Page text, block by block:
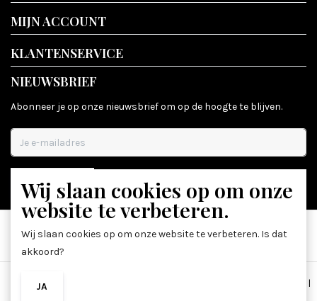
MIJN ACCOUNT
KLANTENSERVICE
NIEUWSBRIEF
Abonneer je op onze nieuwsbrief om op de hoogte te blijven.
ABONNEER
Algemene voorwaarden
|
Wij slaan cookies op om onze
website te verbeteren.
Wij slaan cookies op om onze website te verbeteren. Is dat
akkoord?
JA